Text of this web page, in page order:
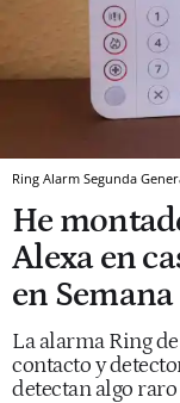
Ring Alarm Segunda
He
Alexa en
en
La alarma Ring
contacto y
detectan algo